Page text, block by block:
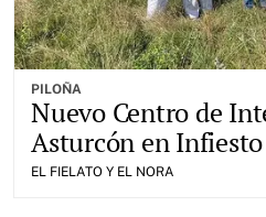
PILOÑA
Nuevo Centro de
Asturcón en Infiesto
EL FIELATO Y EL NORA